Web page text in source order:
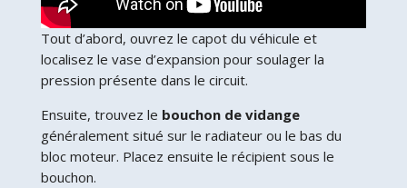
Tout d’abord, ouvrez le capot du véhicule et
localisez le vase d’expansion pour soulager la
pression présente dans le circuit.
Ensuite, trouvez le bouchon de vidange
généralement situé sur le radiateur ou le bas du
bloc moteur. Placez ensuite le récipient sous le
bouchon.